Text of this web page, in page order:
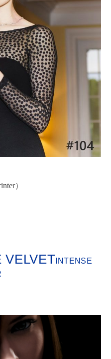
）
VELVET INTENSE